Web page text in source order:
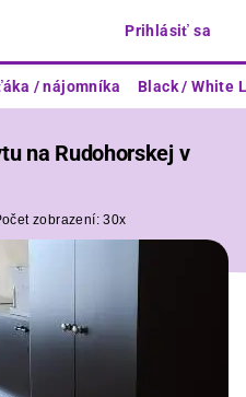
Prihlásiť sa
/ nájomníka Black / White
na Rudohorskej v
zobrazení:30x